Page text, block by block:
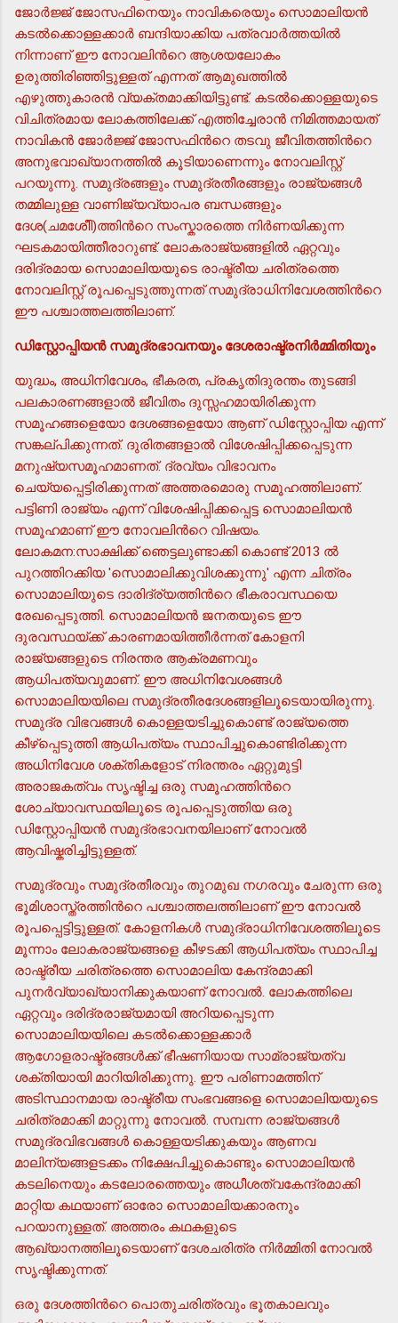
ജോര്‍ജ്ജ് ജോസഫിനെയും നാവികരെയും സൊമാലിയന്‍
കടല്‍ക്കൊള്ളക്കാര്‍ ബന്ദിയാക്കിയ പത്രവാര്‍ത്തയില്‍
നിന്നാണ് ഈ നോവലിന്‍റെ ആശയലോകം
ഉരുത്തിരിഞ്ഞിട്ടുള്ളത് എന്നത് ആമുഖത്തില്‍
എഴുത്തുകാരന്‍ വ്യക്തമാക്കിയിട്ടുണ്ട്. കടല്‍ക്കൊള്ളയുടെ
വിചിത്രമായ ലോകത്തിലേക്ക് എത്തിച്ചേരാന്‍ നിമിത്തമായത്
നാവികന്‍ ജോര്‍ജ്ജ് ജോസഫിന്‍റെ തടവു ജീവിതത്തിന്‍റെ
അനുഭവാഖ്യാനത്തില്‍ കൂടിയാണെന്നും നോവലിസ്റ്റ്
പറയുന്നു. സമുദ്രങ്ങളും സമുദ്രതീരങ്ങളും രാജ്യങ്ങള്‍
തമ്മിലുള്ള വാണിജ്യവ്യാപര ബന്ധങ്ങളും
ദേശ(ചമശേീി)ത്തിന്‍റെ സംസ്കാരത്തെ നിര്‍ണയിക്കുന്ന
ഘടകമായിത്തീരാറുണ്ട്. ലോകരാജ്യങ്ങളില്‍ ഏറ്റവും
ദരിദ്രമായ സൊമാലിയയുടെ രാഷ്ട്രീയ ചരിത്രത്തെ
നോവലിസ്റ്റ് രൂപപ്പെടുത്തുന്നത് സമുദ്രാധിനിവേശത്തിന്‍റെ
ഈ പശ്ചാത്തലത്തിലാണ്.
ഡിസ്റ്റോപ്പിയന്‍ സമുദ്രഭാവനയും ദേശരാഷ്ട്രനിര്‍മ്മിതിയും
യുദ്ധം, അധിനിവേശം, ഭീകരത, പ്രകൃതിദുരന്തം തുടങ്ങി
പലകാരണങ്ങളാല്‍ ജീവിതം ദുസ്സഹമായിരിക്കുന്ന
സമൂഹങ്ങളെയോ ദേശങ്ങളെയോ ആണ് ഡിസ്റ്റോപ്പിയ എന്ന്
സങ്കല്പിക്കുന്നത്. ദുരിതങ്ങളാല്‍ വിശേഷിപ്പിക്കപ്പെടുന്ന
മനുഷ്യസമൂഹമാണത്. ദ്രവ്യം വിഭാവനം
ചെയ്യപ്പെട്ടിരിക്കുന്നത് അത്തരമൊരു സമൂഹത്തിലാണ്.
പട്ടിണി രാജ്യം എന്ന് വിശേഷിപ്പിക്കപ്പെട്ട സൊമാലിയന്‍
സമൂഹമാണ് ഈ നോവലിന്‍റെ വിഷയം.
ലോകമന:സാക്ഷിക്ക് ഞെട്ടലുണ്ടാക്കി കൊണ്ട് 2013 ല്‍
പുറത്തിറക്കിയ 'സൊമാലിക്കുവിശക്കുന്നു' എന്ന ചിത്രം
സൊമാലിയുടെ ദാരിദ്ര്യത്തിന്‍റെ ഭീകരാവസ്ഥയെ
രേഖപ്പെടുത്തി. സൊമാലിയന്‍ ജനതയുടെ ഈ
ദുരവസ്ഥയ്ക്ക് കാരണമായിത്തീര്‍ന്നത് കോളനി
രാജ്യങ്ങളുടെ നിരന്തര ആക്രമണവും
ആധിപത്യവുമാണ്. ഈ അധിനിവേശങ്ങള്‍
സൊമാലിയയിലെ സമുദ്രതീരദേശങ്ങളിലൂടെയായിരുന്നു.
സമുദ്ര വിഭവങ്ങള്‍ കൊള്ളയടിച്ചുകൊണ്ട് രാജ്യത്തെ
കീഴ്പ്പെടുത്തി ആധിപത്യം സ്ഥാപിച്ചുകൊണ്ടിരിക്കുന്ന
അധിനിവേശ ശക്തികളോട് നിരന്തരം ഏറ്റുമുട്ടി
അരാജകത്വം സൃഷ്ടിച്ച ഒരു സമൂഹത്തിന്‍റെ
ശോച്യാവസ്ഥയിലൂടെ രൂപപ്പെടുത്തിയ ഒരു
ഡിസ്റ്റോപ്പിയന്‍ സമുദ്രഭാവനയിലാണ് നോവല്‍
ആവിഷ്കരിച്ചിട്ടുള്ളത്.
സമുദ്രവും സമുദ്രതീരവും തുറമുഖ നഗരവും ചേരുന്ന ഒരു
ഭൂമിശാസ്ത്രത്തിന്‍റെ പശ്ചാത്തലത്തിലാണ് ഈ നോവല്‍
രൂപപ്പെട്ടിട്ടുള്ളത്. കോളനികള്‍ സമുദ്രാധിനിവേശത്തിലൂടെ
മൂന്നാം ലോകരാജ്യങ്ങളെ കീഴടക്കി ആധിപത്യം സ്ഥാപിച്ച
രാഷ്ട്രീയ ചരിത്രത്തെ സൊമാലിയ കേന്ദ്രമാക്കി
പുനര്‍വ്യാഖ്യാനിക്കുകയാണ് നോവല്‍. ലോകത്തിലെ
ഏറ്റവും ദരിദ്രരാജ്യമായി അറിയപ്പെടുന്ന
സൊമാലിയയിലെ കടല്‍ക്കൊള്ളക്കാര്‍
ആഗോളരാഷ്ട്രങ്ങള്‍ക്ക് ഭീഷണിയായ സാമ്രാജ്യത്വ
ശക്തിയായി മാറിയിരിക്കുന്നു. ഈ പരിണാമത്തിന്
അടിസ്ഥാനമായ രാഷ്ട്രീയ സംഭവങ്ങളെ സൊമാലിയയുടെ
ചരിത്രമാക്കി മാറ്റുന്നു നോവല്‍. സമ്പന്ന രാജ്യങ്ങള്‍
സമുദ്രവിഭവങ്ങള്‍ കൊള്ളയടിക്കുകയും ആണവ
മാലിന്യങ്ങളടക്കം നിക്ഷേപിച്ചുകൊണ്ടും സൊമാലിയന്‍
കടലിനെയും കടലോരത്തെയും അധീശത്വകേന്ദ്രമാക്കി
മാറ്റിയ കഥയാണ് ഓരോ സൊമാലിയക്കാരനും
പറയാനുള്ളത്. അത്തരം കഥകളുടെ
ആഖ്യാനത്തിലൂടെയാണ് ദേശചരിത്ര നിര്‍മ്മിതി നോവല്‍
സൃഷ്ടിക്കുന്നത്.
ഒരു ദേശത്തിന്‍റെ പൊതുചരിത്രവും ഭൂതകാലവും